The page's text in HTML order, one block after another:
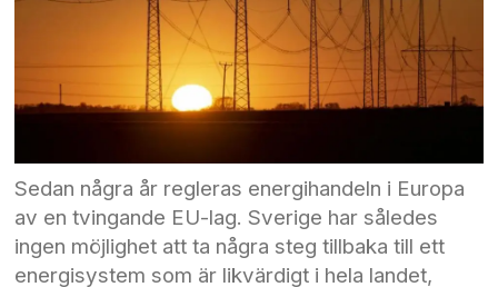
Sedan några år regleras energihandeln i Europa
av en tvingande EU-lag. Sverige har således
ingen möjlighet att ta några steg tillbaka till ett
energisystem som är likvärdigt i hela landet,